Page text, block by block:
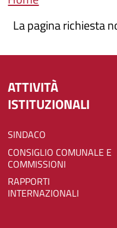
La pagina richiesta
ATTIVITÀ
ISTITUZIONALI
SINDACO
CONSIGLIO COMUNALE E
COMMISSIONI
RAPPORTI
INTERNAZIONALI